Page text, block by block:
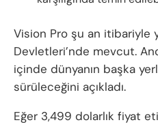
Vision Pro şu an itibariyle
Devletleri’nde mevcut.
içinde dünyanın başka
sürüleceğini açıkladı.
Eğer 3,499 dolarlık fiyat